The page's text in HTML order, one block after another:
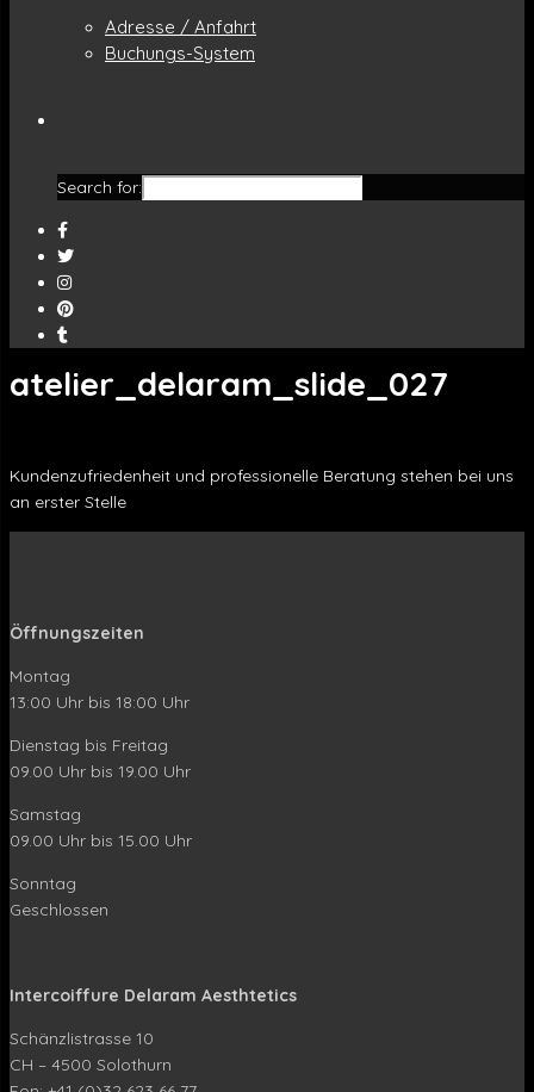
Adresse / Anfahrt
Buchungs-System
Search for:
atelier_delaram_slide_027
Kundenzufriedenheit und professionelle Beratung stehen bei uns
an erster Stelle
Öffnungszeiten
Montag
13:00 Uhr bis 18:00 Uhr
Dienstag bis Freitag
09.00 Uhr bis 19.00 Uhr
Samstag
09.00 Uhr bis 15.00 Uhr
Sonntag
Geschlossen
Intercoiffure Delaram Aesthtetics
Schänzlistrasse 10
CH – 4500 Solothurn